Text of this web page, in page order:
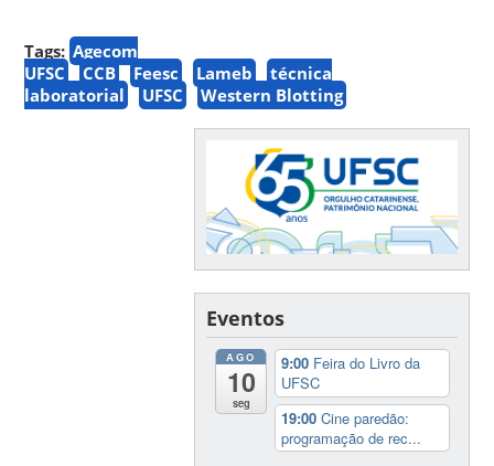
Tags: Agecom
UFSC
CCB Feesc Lameb
técnica
laboratorial
UFSC Western Blotting
Eventos
AGO
10
seg
9:00 Feira do Livro da
UFSC
19:00Cine paredão:
programação de rec...